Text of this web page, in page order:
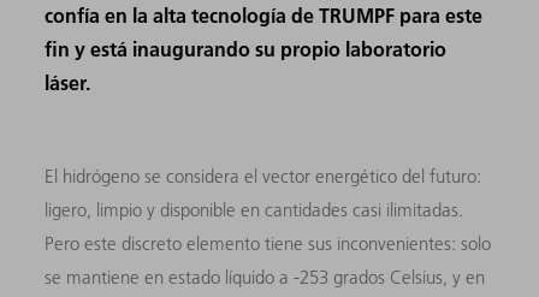
confía en la alta tecnología de TRUMPF para este
fin y está inaugurando su propio laboratorio
láser.
El hidrógeno se considera el vector energético del futuro:
ligero, limpio y disponible en cantidades casi ilimitadas.
Pero este discreto elemento tiene sus inconvenientes: solo
se mantiene en estado líquido a -253 grados Celsius, y en